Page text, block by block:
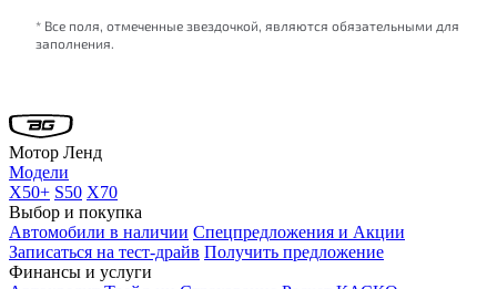
* Все поля, отмеченные звездочкой, являются обязательными для
заполнения.
Мотор Ленд
Модели
X50+ S50 X70
Выбор и покупка
Автомобили в наличии Спецпредложения и Акции
Записаться на тест-драйв Получить предложение
Финансы и услуги